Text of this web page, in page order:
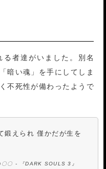
者達がいました。別名
暗い魂」を手にしてしま
不死性が備わったようで
鍛えられ 僅かだが生を
〇〇 - 『DARK SOULS 3』